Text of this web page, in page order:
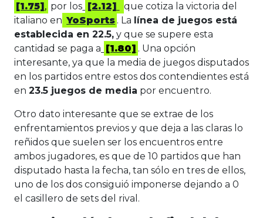
[1.75], por los [2.12]
que cotiza la victoria del
italiano en YoSports . La línea de juegos está
establecida en 22.5, y que se supere esta
cantidad se paga a [1.80] . Una opción
interesante, ya que la media de juegos disputados
en los partidos entre estos dos contendientes está
en 23.5 juegos de media por encuentro.
Otro dato interesante que se extrae de los
enfrentamientos previos y que deja a las claras lo
reñidos que suelen ser los encuentros entre
ambos jugadores, es que de 10 partidos que han
disputado hasta la fecha, tan sólo en tres de ellos,
uno de los dos consiguió imponerse dejando a 0
el casillero de sets del rival.